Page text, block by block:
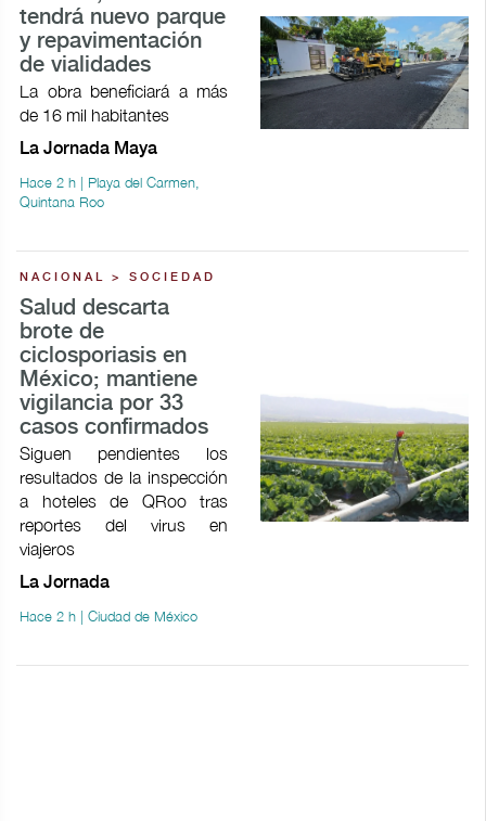
tendrá nuevo parque
y repavimentación
de vialidades
La obra beneficiará a más
de 16 mil habitantes
La Jornada Maya
Hace 2 h | Playa del Carmen,
Quintana Roo
NACIONAL > SOCIEDAD
Salud descarta
brote de
ciclosporiasis en
México; mantiene
vigilancia por 33
casos confirmados
Siguen pendientes los
resultados de la inspección
a hoteles de QRoo tras
reportes del virus en
viajeros
La Jornada
Hace 2 h | Ciudad de México